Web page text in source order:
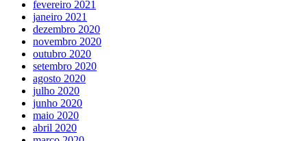
fevereiro 2021
janeiro 2021
dezembro 2020
novembro 2020
outubro 2020
setembro 2020
agosto 2020
julho 2020
junho 2020
maio 2020
abril 2020